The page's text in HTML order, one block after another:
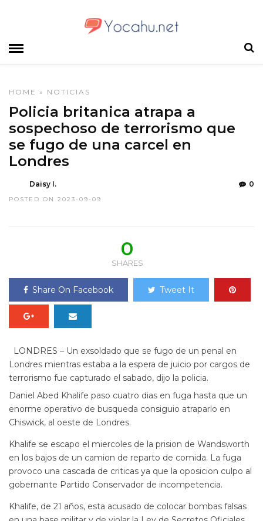
HOME » NOTICIAS
Policia britanica atrapa a
sospechoso de terrorismo que
se fugo de una carcel en
Londres
Daisy I.
POSTED ON 2023-09-09
0
0
SHARES
Share On Facebook Tweet It
LONDRES – Un exsoldado que se fugo de un penal en
Londres mientras estaba a la espera de juicio por cargos de
terrorismo fue capturado el sabado, dijo la policia.
Daniel Abed Khalife paso cuatro dias en fuga hasta que un
enorme operativo de busqueda consiguio atraparlo en
Chiswick, al oeste de Londres.
Khalife se escapo el miercoles de la prision de Wandsworth
en los bajos de un camion de reparto de comida. La fuga
provoco una cascada de criticas ya que la oposicion culpo al
gobernante Partido Conservador de incompetencia.
Khalife, de 21 años, esta acusado de colocar bombas falsas